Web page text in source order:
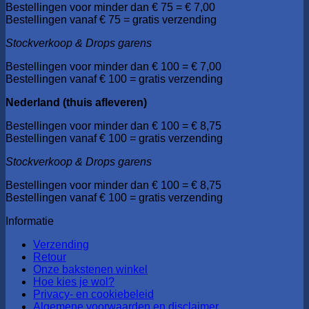
Bestellingen voor minder dan € 75 = € 7,00
Bestellingen vanaf € 75 = gratis verzending
Stockverkoop & Drops garens
Bestellingen voor minder dan € 100 = € 7,00
Bestellingen vanaf € 100 = gratis verzending
Nederland (thuis afleveren)
Bestellingen voor minder dan € 100 = € 8,75
Bestellingen vanaf € 100 = gratis verzending
Stockverkoop & Drops garens
Bestellingen voor minder dan € 100 = € 8,75
Bestellingen vanaf € 100 = gratis verzending
Informatie
Verzending
Retour
Onze bakstenen winkel
Hoe kies je wol?
Privacy- en cookiebeleid